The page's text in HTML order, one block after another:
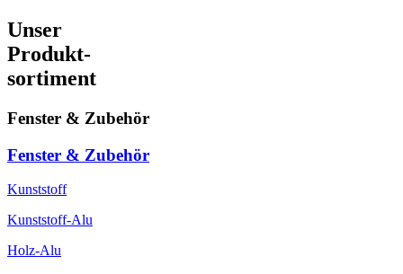
Unser
Produkt-
sortiment
Fenster & Zubehör
Fenster & Zubehör
Kunststoff
Kunststoff-Alu
Holz-Alu